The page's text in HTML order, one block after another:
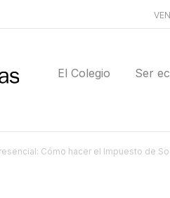
El Colegio Ser
Cómo hacer el Impuesto de